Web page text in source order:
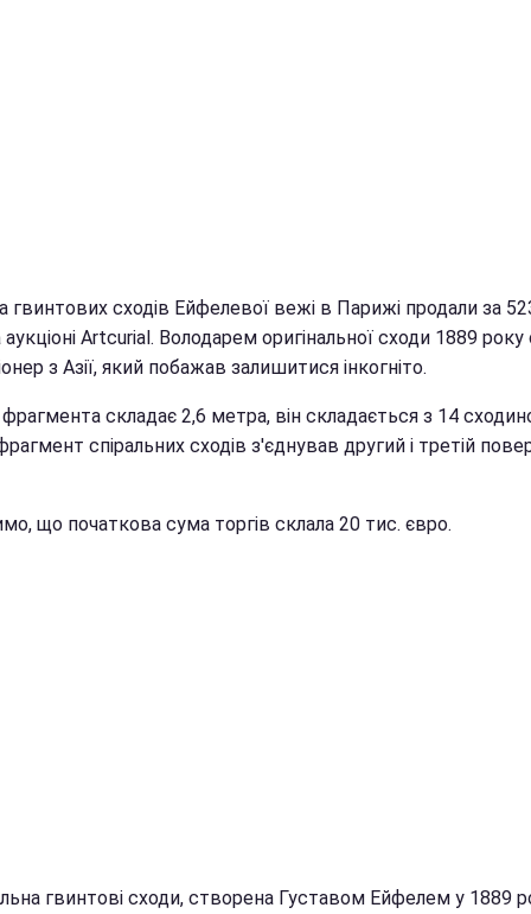
гвинтових сходів Ейфелевої вежі в Парижі продали за
Artcurial. Володарем оригінальної сходи 1889 року
з Азії, який побажав залишитися інкогніто.
складає 2,6 метра, він складається з 14
спіральних сходів з'єднував другий і третій
що початкова сума торгів склала 20 тис. євро.
гвинтові сходи, створена Густавом Ейфелем у 1889